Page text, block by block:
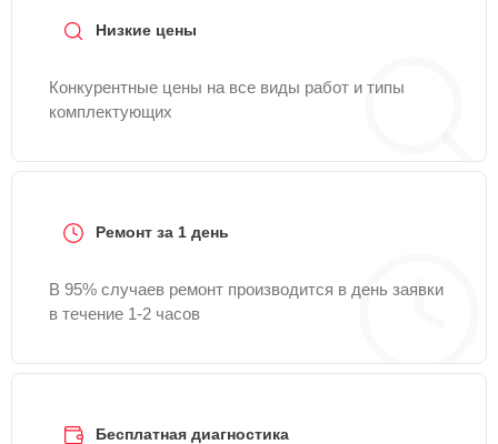
Низкие цены
Конкурентные цены на все виды работ и типы
комплектующих
Ремонт за 1 день
В 95% случаев ремонт производится в день заявки
в течение 1-2 часов
Бесплатная диагностика